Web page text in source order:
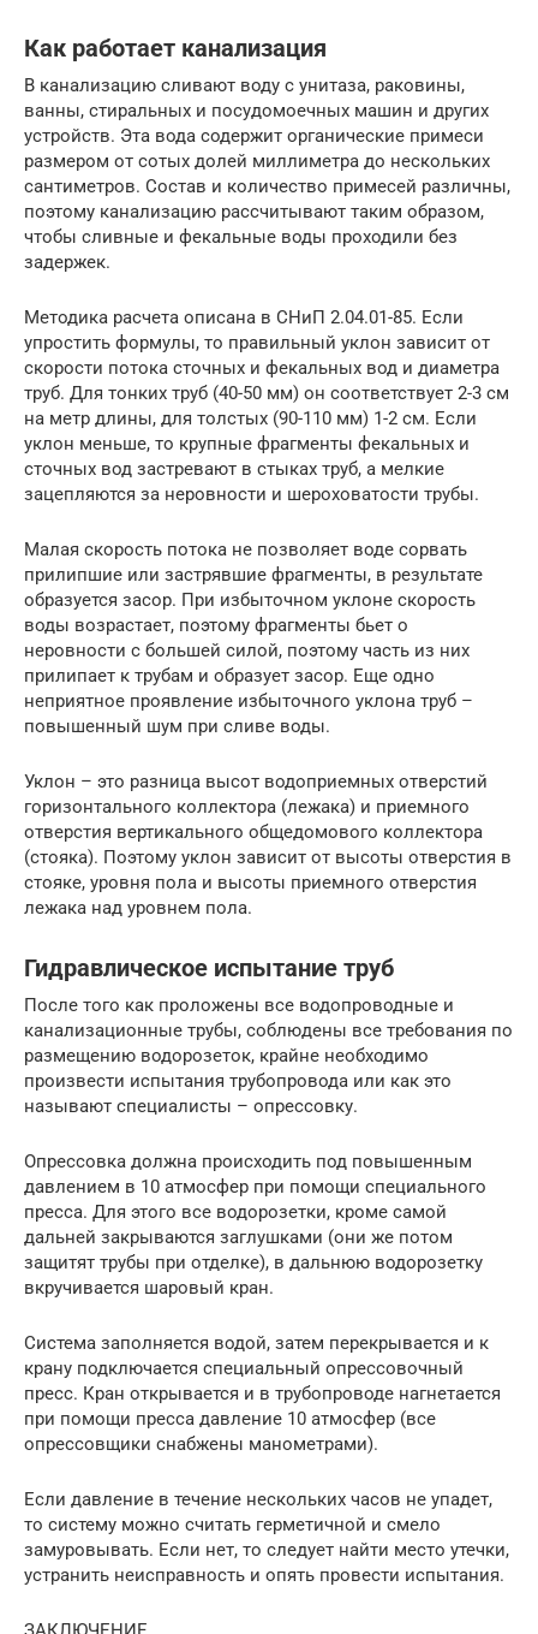
Как работает канализация
В канализацию сливают воду с унитаза, раковины,
ванны, стиральных и посудомоечных машин и других
устройств. Эта вода содержит органические примеси
размером от сотых долей миллиметра до нескольких
сантиметров. Состав и количество примесей различны,
поэтому канализацию рассчитывают таким образом,
чтобы сливные и фекальные воды проходили без
задержек.
Методика расчета описана в СНиП 2.04.01-85. Если
упростить формулы, то правильный уклон зависит от
скорости потока сточных и фекальных вод и диаметра
труб. Для тонких труб (40-50 мм) он соответствует 2-3 см
на метр длины, для толстых (90-110 мм) 1-2 см. Если
уклон меньше, то крупные фрагменты фекальных и
сточных вод застревают в стыках труб, а мелкие
зацепляются за неровности и шероховатости трубы.
Малая скорость потока не позволяет воде сорвать
прилипшие или застрявшие фрагменты, в результате
образуется засор. При избыточном уклоне скорость
воды возрастает, поэтому фрагменты бьет о
неровности с большей силой, поэтому часть из них
прилипает к трубам и образует засор. Еще одно
неприятное проявление избыточного уклона труб –
повышенный шум при сливе воды.
Уклон – это разница высот водоприемных отверстий
горизонтального коллектора (лежака) и приемного
отверстия вертикального общедомового коллектора
(стояка). Поэтому уклон зависит от высоты отверстия в
стояке, уровня пола и высоты приемного отверстия
лежака над уровнем пола.
Гидравлическое испытание труб
После того как проложены все водопроводные и
канализационные трубы, соблюдены все требования по
размещению водорозеток, крайне необходимо
произвести испытания трубопровода или как это
называют специалисты – опрессовку.
Опрессовка должна происходить под повышенным
давлением в 10 атмосфер при помощи специального
пресса. Для этого все водорозетки, кроме самой
дальней закрываются заглушками (они же потом
защитят трубы при отделке), в дальнюю водорозетку
вкручивается шаровый кран.
Система заполняется водой, затем перекрывается и к
крану подключается специальный опрессовочный
пресс. Кран открывается и в трубопроводе нагнетается
при помощи пресса давление 10 атмосфер (все
опрессовщики снабжены манометрами).
Если давление в течение нескольких часов не упадет,
то систему можно считать герметичной и смело
замуровывать. Если нет, то следует найти место утечки,
устранить неисправность и опять провести испытания.